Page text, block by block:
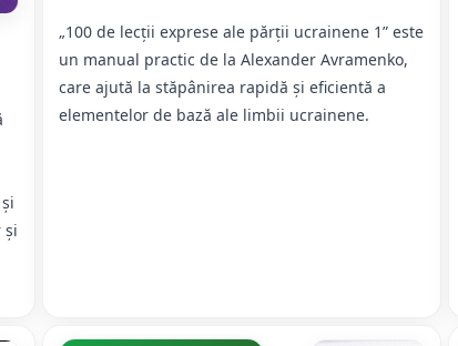
și
„100 de lecții exprese ale părții ucrainene 1” este
un manual practic de la Alexander Avramenko,
care ajută la stăpânirea rapidă și eficientă a
elementelor de bază ale limbii ucrainene.